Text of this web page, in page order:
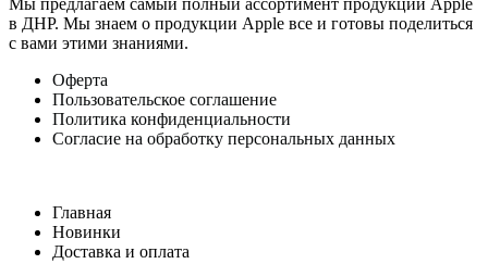
Мы предлагаем самый полный ассортимент продукции Apple
в ДНР. Мы знаем о продукции Apple все и готовы поделиться
с вами этими знаниями.
Оферта
Пользовательское соглашение
Политика конфиденциальности
Согласие на обработку персональных данных
Главная
Новинки
Доставка и оплата